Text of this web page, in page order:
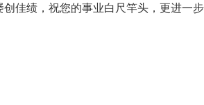
佳绩，祝您的事业白尺竿头，更进一